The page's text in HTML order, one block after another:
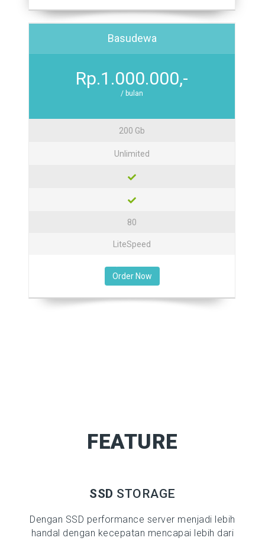
Basudewa
Rp.1.000.000,-
/ bulan
200 Gb
Unlimited
80
LiteSpeed
Order Now
FEATURE
SSD STORAGE
Dengan SSD performance server menjadi lebih
handal dengan kecepatan mencapai lebih dari